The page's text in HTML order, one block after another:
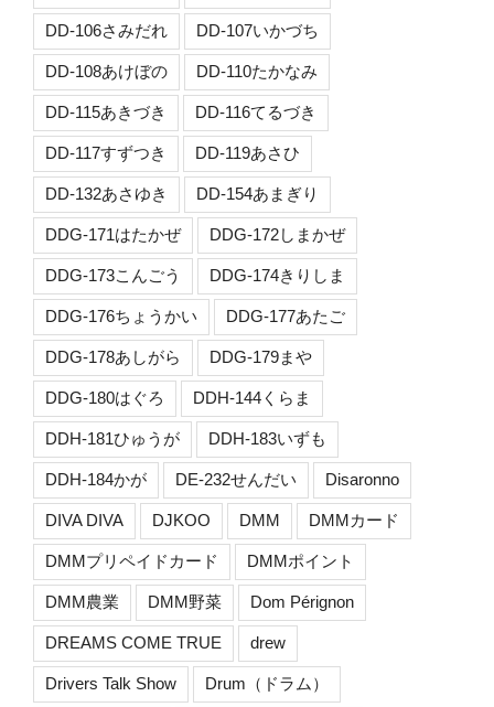
DD-106さみだれ DD-107いかづち
DD-108あけぼの DD-110たかなみ
DD-115あきづき DD-116てるづき
DD-117すずつき DD-119あさひ
DD-132あさゆき DD-154あまぎり
DDG-171はたかぜ DDG-172しまかぜ
DDG-173こんごう DDG-174きりしま
DDG-176ちょうかい DDG-177あたご
DDG-178あしがら DDG-179まや
DDG-180はぐろ DDH-144くらま
DDH-181ひゅうが DDH-183いずも
DDH-184かが DE-232せんだい Disaronno
DIVA DIVA DJKOO DMM DMMカード
DMMプリペイドカード DMMポイント
DMM農業 DMM野菜 Dom Pérignon
DREAMS COME TRUE drew
Drivers Talk Show Drum（ドラム）